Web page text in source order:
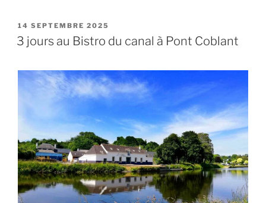
PUBLIÉ
LE
14 SEPTEMBRE 2025
3 jours au Bistro du canal à Pont Coblant